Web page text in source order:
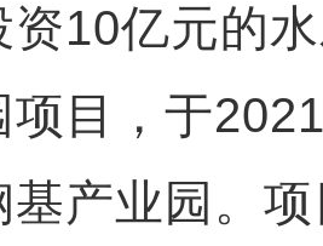
亿元的水
项目，于
基产业园。